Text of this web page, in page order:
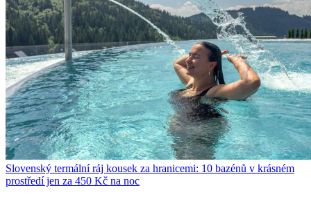
Slovenský termální ráj kousek za hranicemi: 10 bazénů v krásném
prostředí jen za 450 Kč na noc